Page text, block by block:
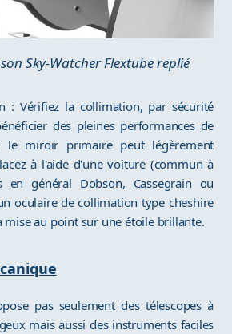
Sky-Watcher Flextube replié
: Vérifiez la collimation, par sécurité
des pleines performances de
le miroir primaire peut légèrement
à l'aide d'une voiture (commun à
en général Dobson, Cassegrain ou
oculaire de collimation type cheshire
mise au point sur une étoile brillante.
pas seulement des télescopes à
mais aussi des instruments faciles